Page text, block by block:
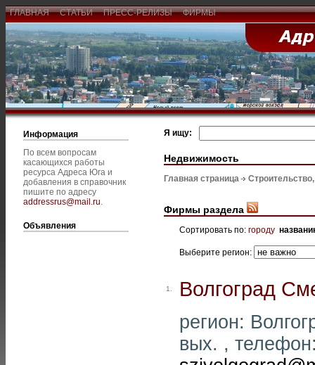
ГЛАВНАЯ СТАТЬИ ПРЕСС-РЕЛИЗЫ ФИРМЫ
Информация
По всем вопросам
касающихся работы
ресурса Адреса Юга и
добавления в справочник
пишите по адресу
addressrus@mail.ru.
Объявления
Я ищу:
Недвижимость
Главная страница
Фирмы раздела
Сортировать по: городу
Выберите регион:
1. Волгоград
регион:
вых. ,